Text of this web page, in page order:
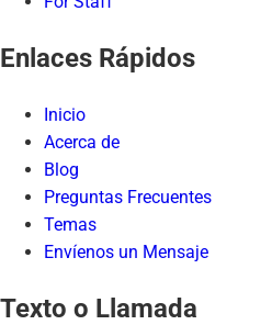
Enlaces Rápidos
Inicio
Acerca de
Blog
Preguntas Frecuentes
Temas
Envíenos un Mensaje
Texto o Llamada